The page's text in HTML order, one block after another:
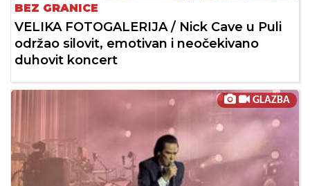
BEZ GRANICE
VELIKA FOTOGALERIJA / Nick Cave u Puli
održao silovit, emotivan i neočekivano
duhovit koncert
GLAZBA